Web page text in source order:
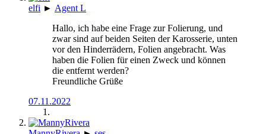
elfi ► Agent L
Hallo, ich habe eine Frage zur Folierung, und
zwar sind auf beiden Seiten der Karosserie, unten
vor den Hinderrädern, Folien angebracht. Was
haben die Folien für einen Zweck und können
die entfernt werden?
Freundliche Grüße
07.11.2022